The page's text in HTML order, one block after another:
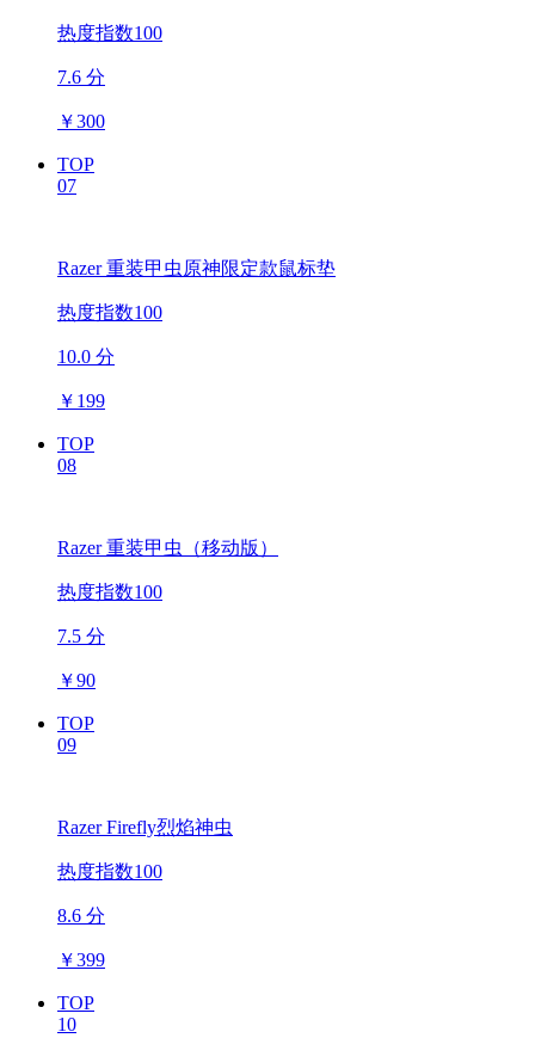
热度指数100
7.6 分
￥300
TOP
07
Razer 重装甲虫原神限定款鼠标垫
热度指数100
10.0 分
￥ 199
TOP
08
Razer 重装甲虫（移动版）
热度指数100
7.5 分
￥90
TOP
09
Razer Firefly烈焰神虫
热度指数100
8.6 分
￥399
TOP
10